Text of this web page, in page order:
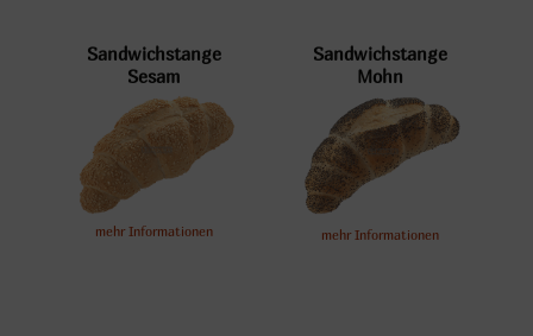
Sandwichstange
Sesam
mehr Informationen
Sandwichstange
Mohn
mehr Informationen